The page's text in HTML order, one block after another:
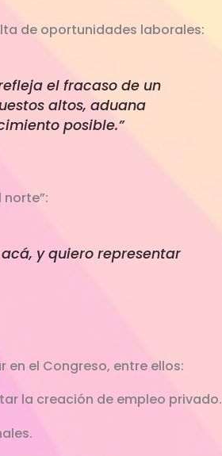
de oportunidades laborales:
el fracaso de un
altos, aduana
posible.”
y quiero representar
el Congreso, entre ellos:
la creación de empleo privado.